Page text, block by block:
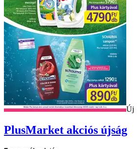
Új
PlusMarket akciós újság